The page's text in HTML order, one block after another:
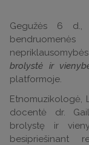
Gegužės 6 d.,
bendruomenės
brolystė ir
platformoje.
Etnomuzikologė,
docentė dr.
brolystę ir
besipriešinant